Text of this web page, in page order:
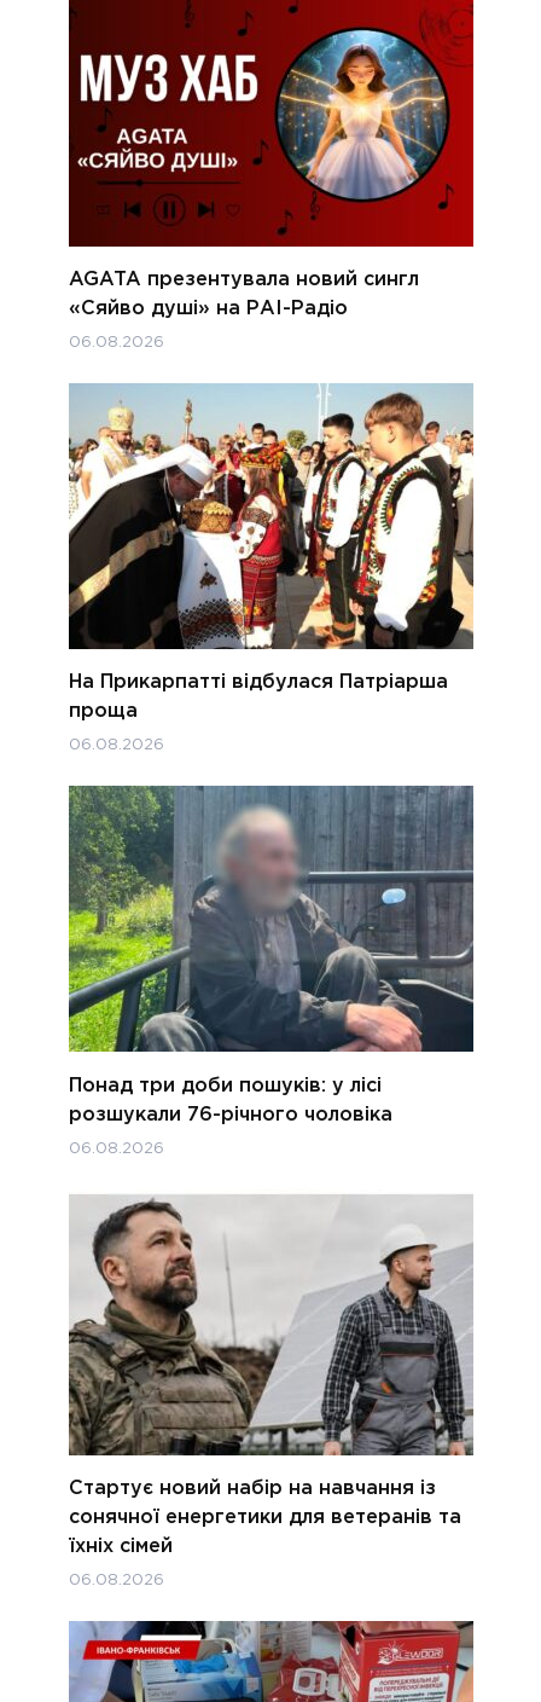
AGATA презентувала новий сингл
«Сяйво душі» на РАІ-Радіо
06.08.2026
На Прикарпатті відбулася Патріарша
проща
06.08.2026
Понад три доби пошуків: у лісі
розшукали 76-річного чоловіка
06.08.2026
Стартує новий набір на навчання із
сонячної енергетики для ветеранів та
їхніх сімей
06.08.2026